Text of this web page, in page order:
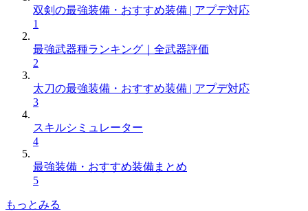
双剣の最強装備・おすすめ装備 | アプデ対応
1
最強武器種ランキング｜全武器評価
2
太刀の最強装備・おすすめ装備 | アプデ対応
3
スキルシミュレーター
4
最強装備・おすすめ装備まとめ
5
もっとみる